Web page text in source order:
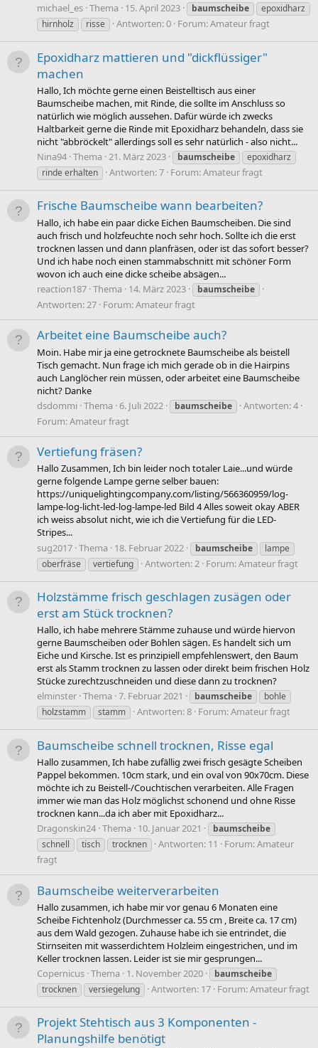
michael_es Thema 15. April 2023 baumscheibe
epoxidharz
hirnholz
risse Antworten: 0 Forum:Amateur fragt
Epoxidharz mattieren und "dickflüssiger"
machen
Hallo, Ich möchte gerne einen Beistelltisch aus einer
Baumscheibe machen, mit Rinde, die sollte im Anschluss so
natürlich wie möglich aussehen. Dafür würde ich zwecks
Haltbarkeit gerne die Rinde mit Epoxidharz behandeln, dass sie
nicht "abbröckelt" allerdings soll es sehr natürlich - also nicht...
Nina94 Thema 21. März 2023 baumscheibe
epoxidharz
rinde erhalten
Antworten: 7 Forum:Amateur fragt
Frische Baumscheibe wann bearbeiten?
Hallo, ich habe ein paar dicke Eichen Baumscheiben. Die sind
auch frisch und holzfeuchte noch sehr hoch. Sollte ich die erst
trocknen lassen und dann planfräsen, oder ist das sofort besser?
Und ich habe noch einen stammabschnitt mit schöner Form
wovon ich auch eine dicke scheibe absägen...
reaction187 Thema 14. März 2023 baumscheibe
Antworten: 27 Forum:Amateur fragt
Arbeitet eine Baumscheibe auch?
Moin. Habe mir ja eine getrocknete Baumscheibe als beistell
Tisch gemacht. Nun frage ich mich gerade ob in die Hairpins
auch Langlöcher rein müssen, oder arbeitet eine Baumscheibe
nicht? Danke
dsdommi Thema 6. Juli 2022 baumscheibe
Antworten: 4
Forum:Amateur fragt
Vertiefung fräsen?
Hallo Zusammen, Ich bin leider noch totaler Laie...und würde
gerne folgende Lampe gerne selber bauen:
https://uniquelightingcompany.com/listing/566360959/log-
lampe-log-licht-led-log-lampe-led Bild 4 Alles soweit okay ABER
ich weiss absolut nicht, wie ich die Vertiefung für die LED-
Stripes...
sug2017 Thema 18. Februar 2022 baumscheibe
lampe
oberfräse
vertiefung Antworten: 2 Forum:Amateur fragt
Holzstämme frisch geschlagen zusägen oder
erst am Stück trocknen?
Hallo, ich habe mehrere Stämme zuhause und würde hiervon
gerne Baumscheiben oder Bohlen sägen. Es handelt sich um
Eiche und Kirsche. Ist es prinzipiell empfehlenswert, den Baum
erst als Stamm trocknen zu lassen oder direkt beim frischen Holz
Stücke zurechtzuschneiden und diese dann zu trocknen?
elminster Thema 7. Februar 2021 baumscheibe
bohle
holzstamm
stamm Antworten: 8 Forum:Amateur fragt
Baumscheibe schnell trocknen, Risse egal
Hallo zusammen, Ich habe zufällig zwei frisch gesägte Scheiben
Pappel bekommen. 10cm stark, und ein oval von 90x70cm. Diese
möchte ich zu Beistell-/Couchtischen verarbeiten. Alle Fragen
immer wie man das Holz möglichst schonend und ohne Risse
trocknen kann...da ich aber mit Epoxidharz...
Dragonskin24 Thema 10. Januar 2021
baumscheibe
schnell
tisch trocknen Antworten: 11 Forum:Amateur
fragt
Baumscheibe weiterverarbeiten
Hallo zusammen, ich habe mir vor genau 6 Monaten eine
Scheibe Fichtenholz (Durchmesser ca. 55 cm , Breite ca. 17 cm)
aus dem Wald gezogen. Zuhause habe ich sie entrindet, die
Stirnseiten mit wasserdichtem Holzleim eingestrichen, und im
Keller trocknen lassen. Leider ist sie mir gesprungen...
Copernicus Thema 1. November 2020
baumscheibe
trocknen
versiegelung Antworten: 17 Forum:Amateur fragt
Projekt Stehtisch aus 3 Komponenten -
Planungshilfe benötigt